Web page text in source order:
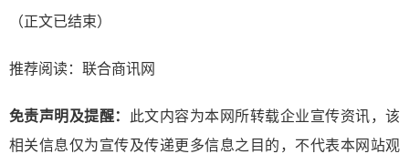
（正文已结束）
推荐阅读： 联合商讯网
免责声明及提醒：
此文内容为本网所转载企业宣传资讯，该
相关信息仅为宣传及传递更多信息之目的，不代表本网站观